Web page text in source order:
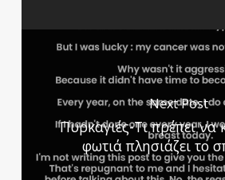
Next Post
Πυρκαγιές-Τι πρέπει να
φωτιά πλησιάζει το